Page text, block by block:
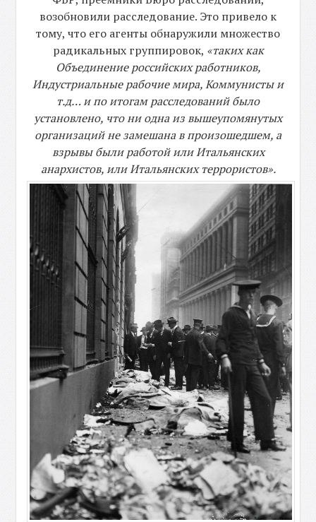
возобновили расследование. Это привело к
тому, что его агенты обнаружили множество
радикальных группировок, «таких как
Объединение российских работников,
Индустриальные рабочие мира, Коммунисты и
т.д… и по итогам расследований было
установлено, что ни одна из вышеупомянутых
организаций не замешана в произошедшем, а
взрывы были работой или Итальянских
анархистов, или Итальянских террористов».